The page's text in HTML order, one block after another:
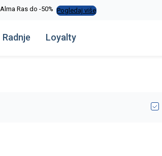
Alma Ras do -50% Pogledaj više
Radnje Loyalty